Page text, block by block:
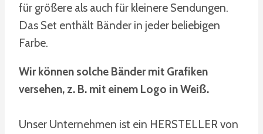
für größere als auch für kleinere Sendungen.
Das Set enthält Bänder in jeder beliebigen
Farbe.
Wir können solche Bänder mit Grafiken
versehen, z. B. mit einem Logo in Weiß.
Unser Unternehmen ist ein HERSTELLER von